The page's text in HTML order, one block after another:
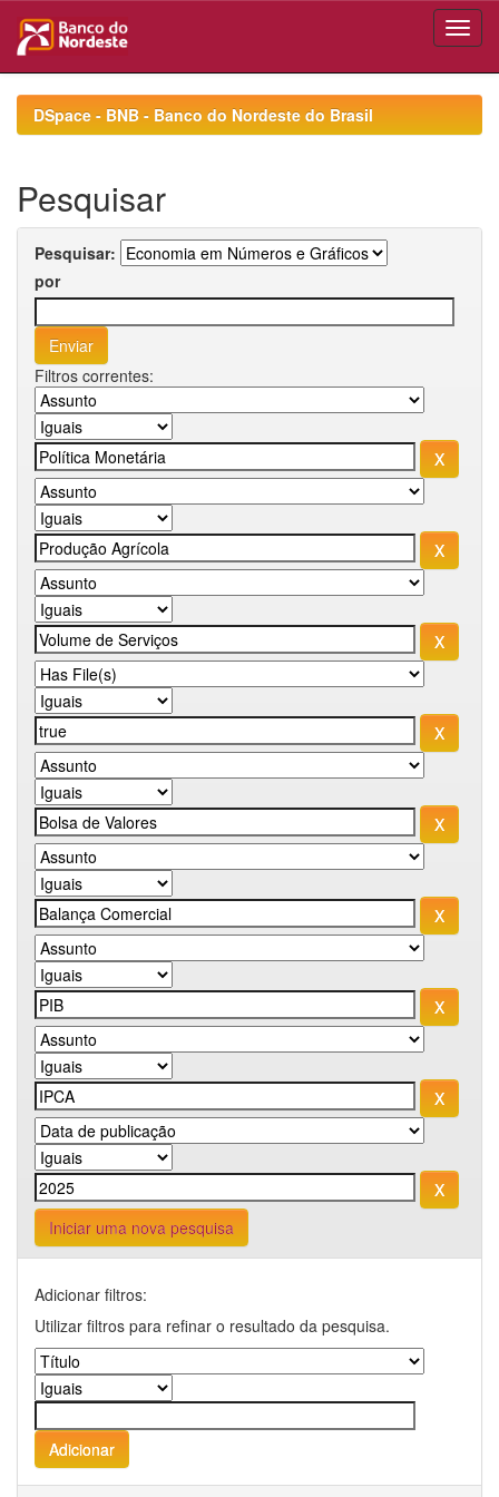
navigationDSpace - BNB - Banco do Nordeste do Brasil
Pesquisar
Pesquisar:
por
Filtros correntes:
Iniciar uma nova pesquisa
Adicionar filtros:
Utilizar filtros para refinar o resultado da pesquisa.